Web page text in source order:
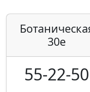
30е
55-22-50